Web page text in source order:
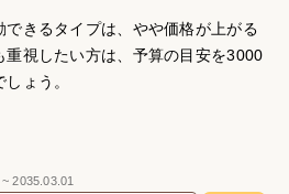
きるタイプは、やや価格が上がる
重視したい方は、予算の目安を3000
ょう。
~2035.03.01